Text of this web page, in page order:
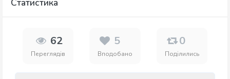
Статистика
62
Переглядів
5
Вподобано
0
Поділились